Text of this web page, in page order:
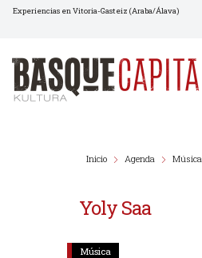
al
contenido
Experiencias en Vitoria-Gasteiz (Araba/Álava)
Inicio Agenda Música
Yoly Saa
Música